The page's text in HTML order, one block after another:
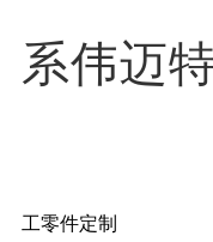
系伟迈
伟迈特，
工零件定制